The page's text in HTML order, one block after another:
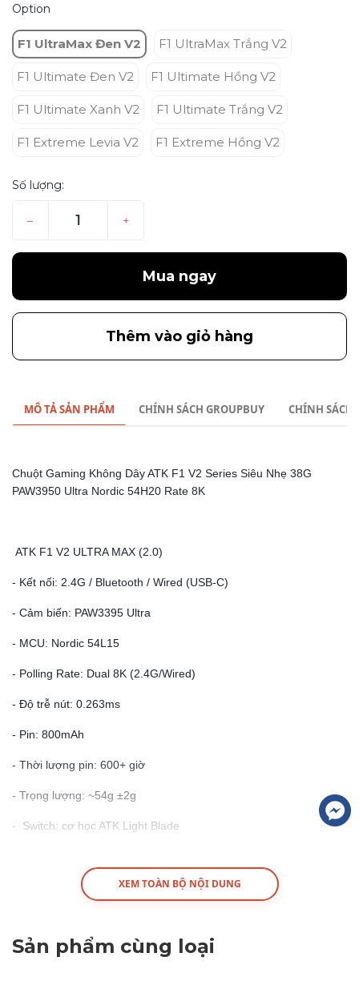
Option
F1 UltraMax Đen V2 F1 UltraMax Trắng V2
F1 Ultimate Đen V2 F1 Ultimate Hồng V2
F1 Ultimate Xanh V2 F1 Ultimate Trắng V2
F1 Extreme Levia V2 F1 Extreme Hồng V2
Số lượng:
– +
Mua ngay
Thêm vào giỏ hàng
MÔ TẢ SẢN PHẨM CHÍNH SÁCH GROUPBUY CHÍNH SÁCH
Chuột Gaming Không Dây ATK F1 V2 Series Siêu Nhẹ 38G
PAW3950 Ultra Nordic 54H20 Rate 8K
ATK F1 V2 ULTRA MAX (2.0)
- Kết nối: 2.4G / Bluetooth / Wired (USB-C)
- Cảm biến: PAW3395 Ultra
- MCU: Nordic 54L15
- Polling Rate: Dual 8K (2.4G/Wired)
- Độ trễ nút: 0.263ms
- Pin: 800mAh
- Thời lượng pin: 600+ giờ
- Trọng lượng: ~54g ±2g
- Switch: cơ học ATK Light Blade
- Receiver: 8K Nano ReceiverXEM TOÀN BỘ NỘI DUNG
Sản phẩm cùng loại